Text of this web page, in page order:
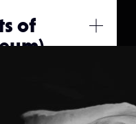
of
0 mm